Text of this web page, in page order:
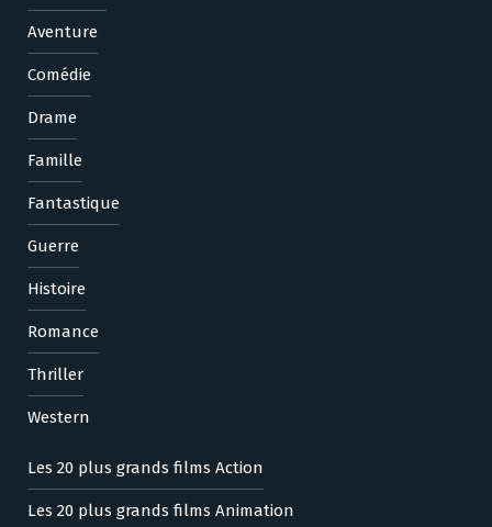
Aventure
Comédie
Drame
Famille
Fantastique
Guerre
Histoire
Romance
Thriller
Western
Les 20 plus grands films Action
Les 20 plus grands films Animation